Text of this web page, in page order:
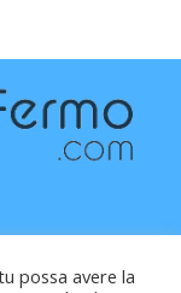
possa avere la